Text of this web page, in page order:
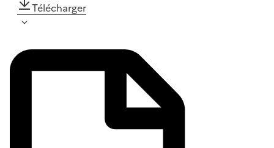
Télécharger